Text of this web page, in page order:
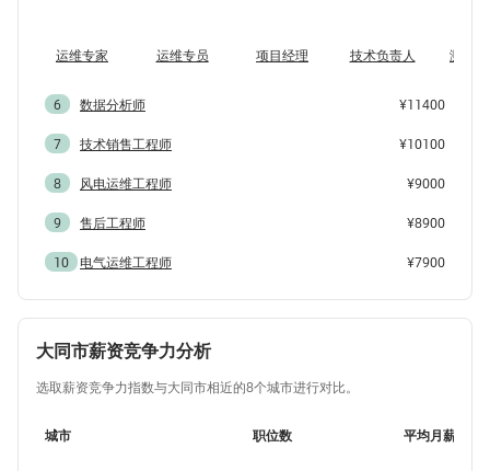
运维专家 运维专员 项目经理 技术负责人 测试
6 数据分析师
¥11400
7
技术销售工程师
¥10100
8
风电运维工程师
¥9000
9
售后工程师
¥8900
10
电气运维工程师 ¥7900
大同市薪资竞争力分析
选取薪资竞争力指数与大同市相近的8个城市进行对比。
城市 职位数 平均月薪